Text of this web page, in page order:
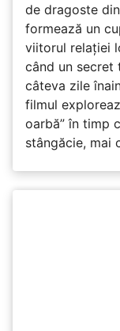
de dragoste
formează un
viitorul relației
când un secret
câteva zile
filmul
oarbă” în timp
stângăcie, mai